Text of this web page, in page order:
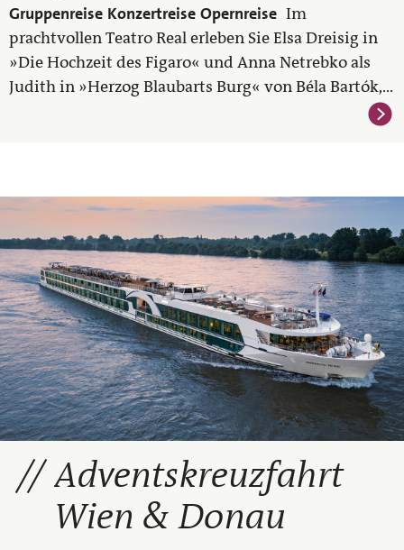
Gruppenreise Konzertreise Opernreise Im
prachtvollen Teatro Real erleben Sie Elsa Dreisig in
»Die Hochzeit des Figaro« und Anna Netrebko als
Judith in »Herzog Blaubarts Burg« von Béla Bartók,...
Adventskreuzfahrt
Wien & Donau